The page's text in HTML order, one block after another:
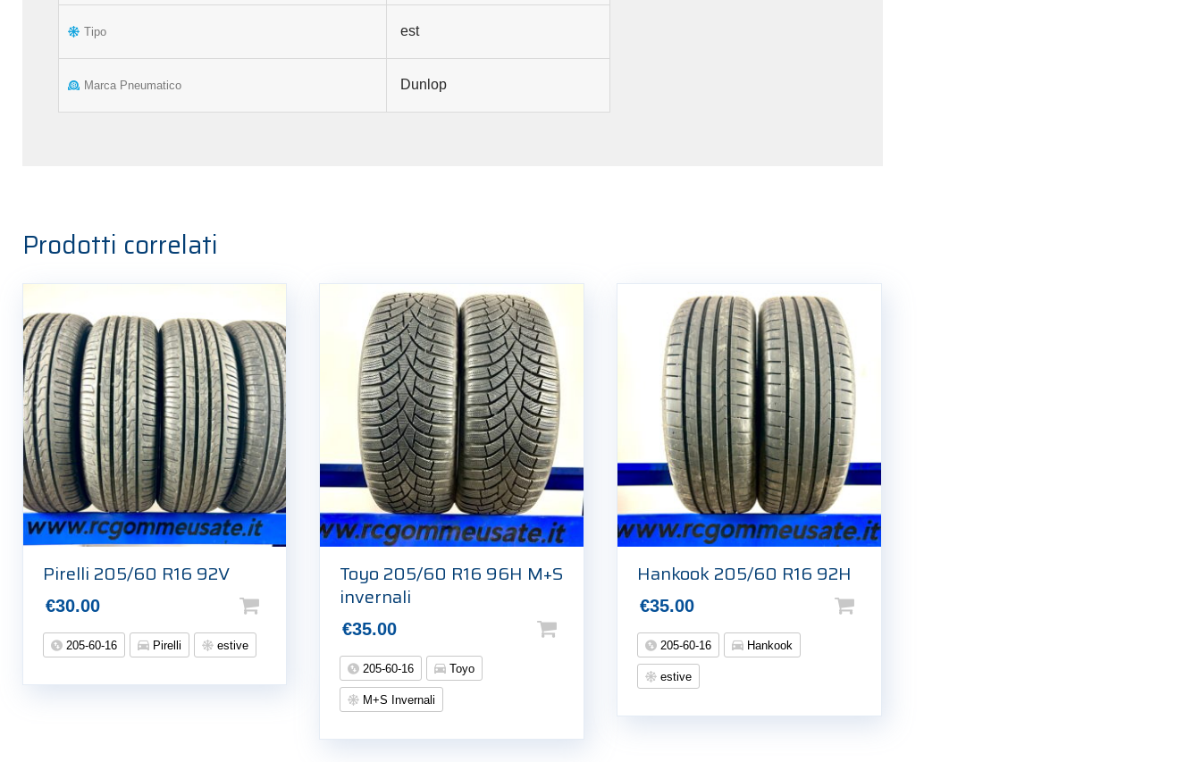
Tipo est
Marca Pneumatico Dunlop
Prodotti correlati
Pirelli 205/60 R16 92V
€30.00
205-60-16 Pirelli estive
Toyo 205/60 R16 96H M+S
invernali
€35.00
205-60-16 Toyo
M+S Invernali
Hankook 205/60 R16 92H
€35.00
205-60-16 Hankook
estive